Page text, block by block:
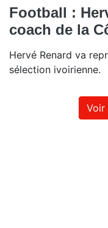
Football :
coach de la
Hervé Renard va
sélection ivoirienne.
Voir